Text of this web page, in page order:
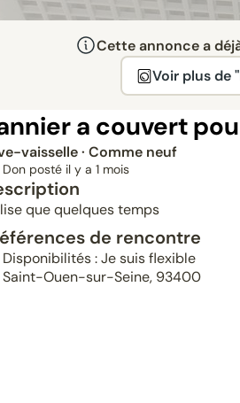
Cette annonce a
Voir plus de
a couvert
vaisselle· Comme neuf
Don posté il y a 1 mois
que quelques temps
de rencontre
Disponibilités : Je suis flexible
Saint-Ouen-sur-Seine, 93400